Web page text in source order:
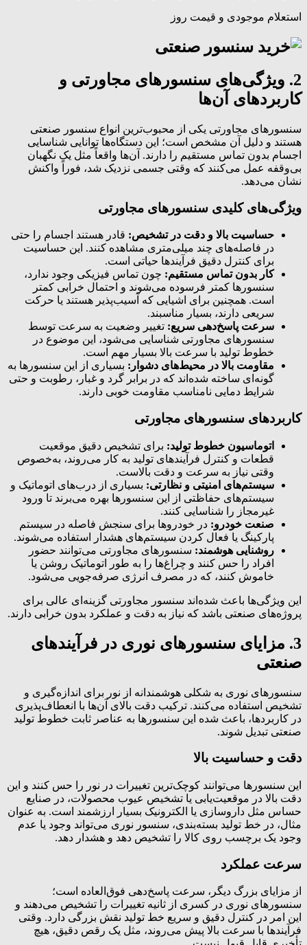
استعلام موجودی و قیمت روز
2. ویژگی‌های سنسورهای مجاورتی و
کاربردهای آن‌ها
سنسورهای مجاورتی یکی از محبوب‌ترین انواع سنسور صنعتی
هستند و دلیل آن مشخص است؛ این دستگاه‌ها توانایی شناسایی
اجسام بدون تماس مستقیم را دارند. آن‌ها واقعاً مثل یک نگهبان
بی‌وقفه عمل می‌کنند که وقتی جسمی نزدیک شد، فوراً واکنش
نشان می‌دهد.
ویژگی‌های کلیدی سنسورهای مجاورتی
حساسیت بالا و دقت در تشخیص: قادر هستند اجسام را حتی
در فاصله‌های چند میلی‌متری مشاهده کنند. این حساسیت
برای کنترل دقیق فرآیندها حیاتی است.
کار بدون تماس مستقیم: چون تماس فیزیکی وجود ندارد،
سنسورها کمتر فرسوده می‌شوند و احتمال خرابی کمتر
است. همچنین برای اشیایی که آسیب‌پذیر هستند یا حرکت
سریعی دارند، بسیار مناسبند.
سرعت پاسخ‌دهی سریع: تغییر وضعیت به سرعت توسط
سنسور‌های مجاورتی شناسایی می‌شود، این موضوع در
خطوط تولید با سرعت بالا بسیار مهم است.
مقاومت بالا در محیط‌های دشوار: بسیاری از این سنسورها به
گونه‌ای ساخته شده‌اند که در برابر گرد و غبار، رطوبت و حتی
شرایط دمایی نامناسب مقاومت خوبی دارند.
کاربردهای سنسورهای مجاورتی
اتوماسیون خطوط تولید: برای تشخیص دقیق موقعیت
قطعات و کنترل فرآیندهای تولید به کار می‌روند، به‌خصوص
وقتی نیاز به سرعت و دقت بالاست.
سیستم‌های امنیتی و نظارتی: بسیاری از درب‌های اتوماتیک و
سیستم‌های حفاظتی از این سنسورها بهره می‌برند تا ورود
غیرمجاز را شناسایی کنند.
صنعت خودرو: در خودروها برای سنجش فاصله در سیستم
پارکینگ یا فعال کردن سیستم‌های هشدار استفاده می‌شوند.
روشنایی هوشمند: سنسورهای مجاورتی می‌توانند حضور
افراد را حس کنند و چراغ‌ها را به طور اتوماتیک روشن یا
خاموش کنند، که در مصرف انرژی صرفه‌جویی می‌شود.
این ویژگی‌ها باعث شده‌اند سنسور مجاورتی گزینه‌ای عالی برای
پروژه‌های صنعتی باشد که نیاز به دقت و عملکرد بدون خرابی دارند.
3. مزایای سنسورهای نوری در فرآیندهای
صنعتی
سنسورهای نوری به شکلی هوشمندانه از نور برای اندازه‌گیری و
تشخیص استفاده می‌کنند. ترکیب دقت بالای آن‌ها با انعطاف‌پذیری
در کاربردها، باعث شده این سنسورها به عناصر ثابت خطوط تولید
صنعتی تبدیل شوند.
دقت و حساسیت بالا
این سنسورها می‌توانند کوچک‌ترین تغییرات در نور را حس کنند و این
دقت بالا در موقعیت‌یابی یا تشخیص عیوب محصولات، در صنایع
حساس مثل داروسازی یا الکترونیک بسیار ارزشمند است. به عنوان
مثال، در خط تولید بسته‌بندی، سنسور نوری می‌تواند وجود یا عدم
وجود یک برچسب روی کالا را تشخیص دهد و هشدار دهد.
سرعت عملکرد
از مزایای بزرگ دیگر، سرعت پاسخ‌دهی فوق‌العاده است؛
سنسورهای نوری در کسری از ثانیه تغییرات را تشخیص می‌دهند و
این امر در کنترل دقیق و سریع خط تولید نقش بزرگی دارد. وقتی
فرآیندها با سرعت بالا پیش می‌روند، مثل یک رقص دقیق، هیچ